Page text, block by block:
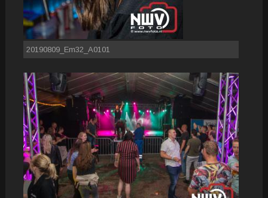
20190809_Em32_A0101